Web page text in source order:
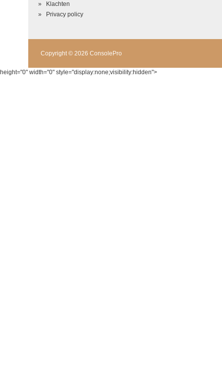
Klachten
Privacy policy
Copyright © 2026 ConsolePro
height="0" width="0" style="display:none;visibility:hidden">